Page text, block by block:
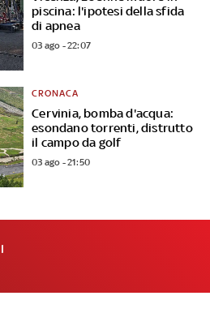
piscina: l'ipotesi della sfida
di apnea
03 ago - 22:07
Cervinia, bomba d'acqua:
esondano torrenti, distrutto
il campo da golf
CRONACA
03 ago - 21:50